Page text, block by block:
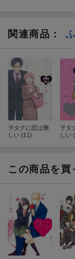
関連商品 ：
ヲタクに恋は難
しい (11)
ヲタ
しい
この商品を